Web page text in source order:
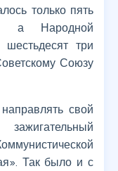
только пять
а Народной
шестьдесят три
Союзу
свой
Так было и с